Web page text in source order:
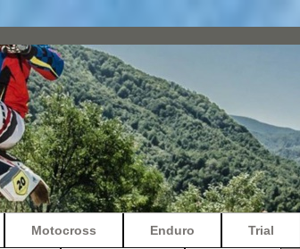
Motocross Enduro Trial